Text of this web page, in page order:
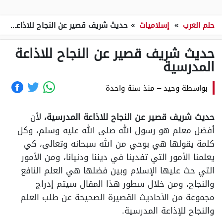
حلم العرب » إسلاميات » حديث شريف قصير عن النجاح للاذاعة المدرسية
حديث شريف قصير عن النجاح للاذاعة
المدرسية
بواسطة وحيد– منذ سنة واحدة
حديث شريف قصير عن النجاح للاذاعة المدرسية، لأن
أفضل معلم هو رسول الله صلى الله عليه وسلم، وكل
كلمة يقولها هي بوحي من الله سبحانه وتعالى، كي
يعلمنا الأمور التي تفدينا في ديننا ودنيانا، ومن الأمور
التي حث عليها الإسلام وبين فضلها هي العلم النافع
والنجاح، ومن خلال سطور هذا المقال سيتم إدراج
مجموعة من الأحاديث القصيرة الصحيحة عن طلب العلم
والنجاح للإذاعة المدرسية.